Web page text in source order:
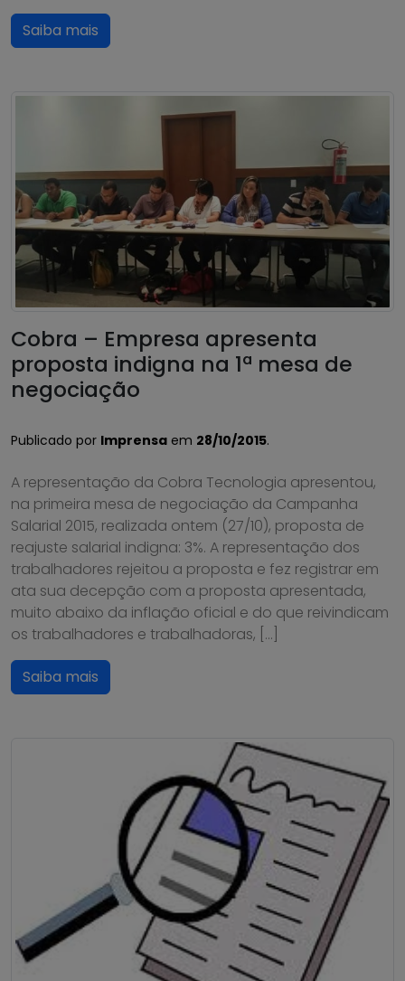
Saiba mais
Cobra – Empresa apresenta
proposta indigna na 1ª mesa de
negociação
Publicado por Imprensa em 28/10/2015.
A representação da Cobra Tecnologia apresentou,
na primeira mesa de negociação da Campanha
Salarial 2015, realizada ontem (27/10), proposta de
reajuste salarial indigna: 3%. A representação dos
trabalhadores rejeitou a proposta e fez registrar em
ata sua decepção com a proposta apresentada,
muito abaixo da inflação oficial e do que reivindicam
os trabalhadores e trabalhadoras, […]
Saiba mais